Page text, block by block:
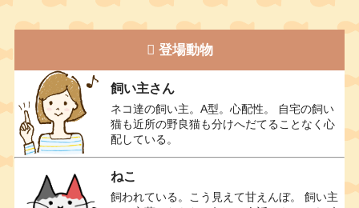
登場動物
飼い主さん
ネコ達の飼い主。A型。心配性。 自宅の飼い
猫も近所の野良猫も分けへだてることなく心
配している。
ねこ
飼われている。こう見えて甘えんぼ。 飼い主